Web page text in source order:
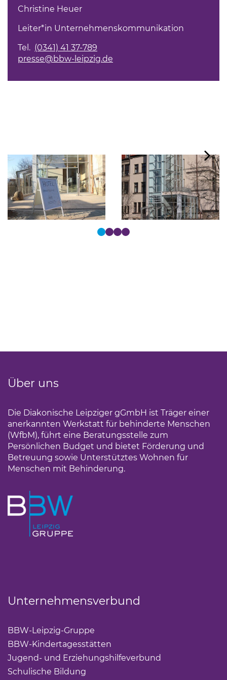
Christine Heuer
Leiter*in Unternehmenskommunikation
Tel. (0341) 41 37-789
presse@bbw-leipzig.de
Über uns
Die Diakonische Leipziger gGmbH ist Träger einer
anerkannten Werkstatt für behinderte Menschen
(WfbM), führt eine Beratungsstelle zum
Persönlichen Budget und bietet Förderung und
Betreuung sowie Unterstütztes Wohnen für
Menschen mit Behinderung.
Unternehmensverbund
BBW-Leipzig-Gruppe
BBW-Kindertagesstätten
Jugend- und Erziehungshilfeverbund
Schulische Bildung